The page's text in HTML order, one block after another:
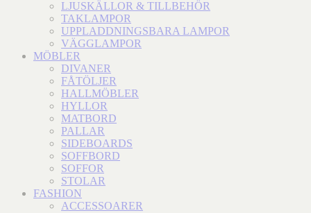
LJUSKÄLLOR & TILLBEHÖR
TAKLAMPOR
UPPLADDNINGSBARA LAMPOR
VÄGGLAMPOR
MÖBLER
DIVANER
FÅTÖLJER
HALLMÖBLER
HYLLOR
MATBORD
PALLAR
SIDEBOARDS
SOFFBORD
SOFFOR
STOLAR
FASHION
ACCESSOARER